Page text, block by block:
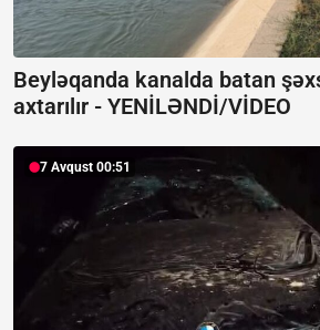
Beyləqanda kanalda batan
axtarılır - YENİLƏNDİ/VİDEO
7 Avqust 00:51